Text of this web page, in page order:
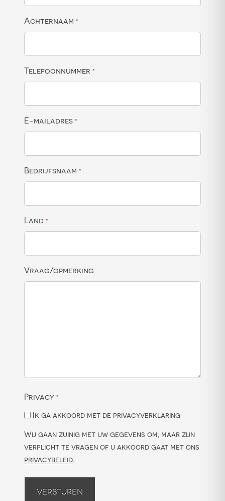
Achternaam *
Telefoonnummer *
E-mailadres *
Bedrijfsnaam *
Land *
Vraag/opmerking
Privacy *
Ik ga akkoord met de privacyverklaring
Wij gaan zuinig met uw gegevens om, maar zijn
verplicht te vragen of u akkoord gaat met ons
privacybeleid.
Versturen